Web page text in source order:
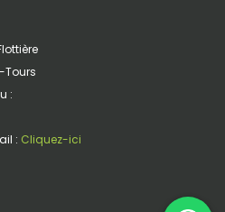
Tours
:
: Cliquez-ici